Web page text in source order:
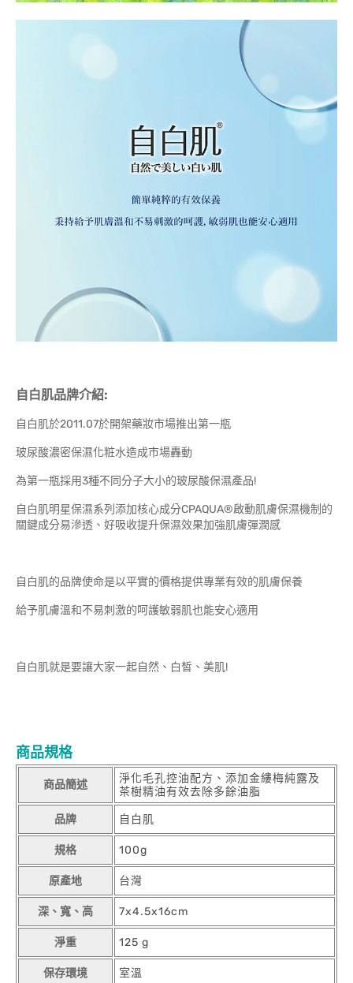
自白肌品牌介紹:
自白肌於2011.07於開架藥妝市場推出第一瓶
玻尿酸濃密保濕化粧水造成市場轟動
為第一瓶採用3種不同分子大小的玻尿酸保濕產品!
自白肌明星保濕系列添加核心成分CPAQUA®啟動肌膚保濕機制的
關鍵成分易滲透、好吸收提升保濕效果加強肌膚彈潤感
自白肌的品牌使命是以平實的價格提供專業有效的肌膚保養
給予肌膚溫和不易刺激的呵護敏弱肌也能安心適用
自白肌就是要讓大家一起自然、白皙、美肌!
商品規格
商品簡述
淨化毛孔控油配方、添加金縷梅純露及
茶樹精油有效去除多餘油脂
品牌 自白肌
規格 100g
原產地 台灣
深、寬、高 7x4.5x16cm
淨重 125 g
保存環境 室溫